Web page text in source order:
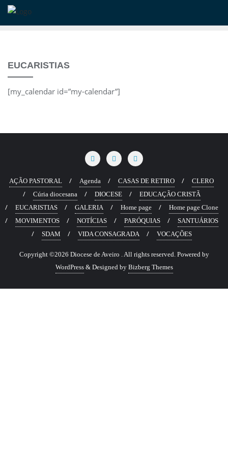
Skip
EUCARISTIAS
[my_calendar id=”my-calendar”]
AÇÃO PASTORAL Agenda CASAS DE RETIRO
CLERO
Cúria diocesana
DIOCESE
EDUCAÇÃO CRISTÃ
EUCARISTIAS
GALERIA Home page
Home page Clone
MOVIMENTOS
NOTÍCIAS PARÓQUIAS
SANTUÁRIOS
SDAM
VIDA CONSAGRADA VOCAÇÕES
Copyright ©2026 Diocese de Aveiro . All rights reserved. Powered by
WordPress & Designed by Bizberg Themes